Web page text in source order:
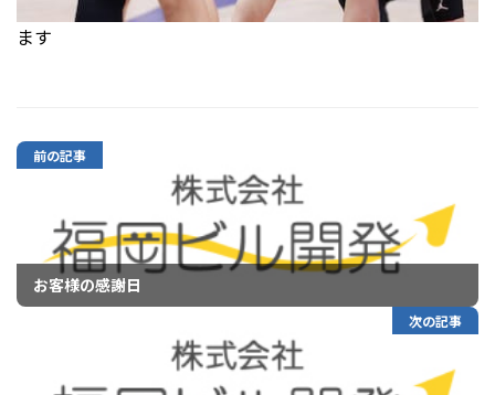
ます
前の記事
お客様の感謝日
次の記事